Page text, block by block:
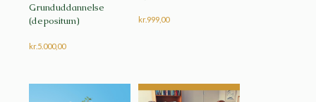
Grunduddannelse
(depositum)
kr.5.000,00
kr.999,00